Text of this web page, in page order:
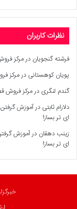
نظرات کاربران
فرشته گنجویان درمرکز
پویان کوهستانی درمرکز
گندم لنگری درمرکز فروش
دلارام ثابتی درآموزش
ای تر بساز!
زینب دهقان درآموزش
ای تر بساز!